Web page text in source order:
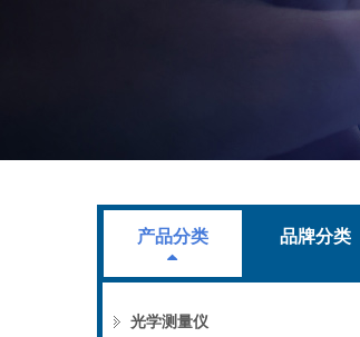
产品分类 品牌分类
光学测量仪